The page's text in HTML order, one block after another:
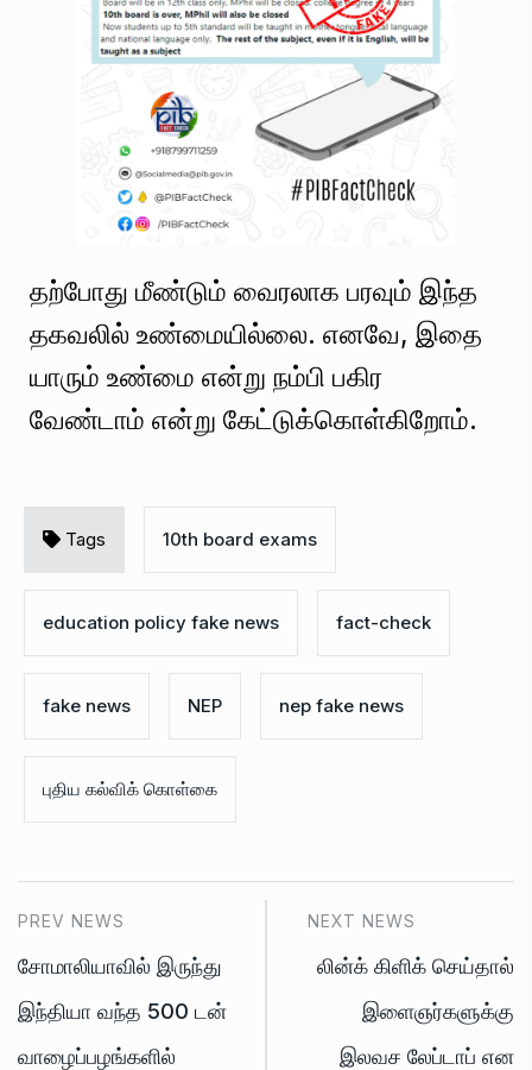
தற்போது மீண்டும் வைரலாக பரவும் இந்த
தகவலில் உண்மையில்லை. எனவே, இதை
யாரும் உண்மை என்று நம்பி பகிர
வேண்டாம் என்று கேட்டுக்கொள்கிறோம்.
Tags 10th board exams
education policy fake news fact-check
fake news NEP nep fake news
புதிய கல்விக் கொள்கை
PREV NEWS
சோமாலியாவில் இருந்து
இந்தியா வந்த 500 டன்
வாழைப்பழங்களில்
NEXT NEWS
லின்க் கிளிக் செய்தால்
இளைஞர்களுக்கு
இலவச லேப்டாப் என